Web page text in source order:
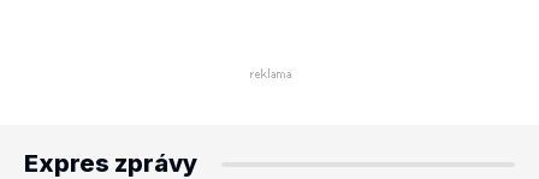
Expres zprávy